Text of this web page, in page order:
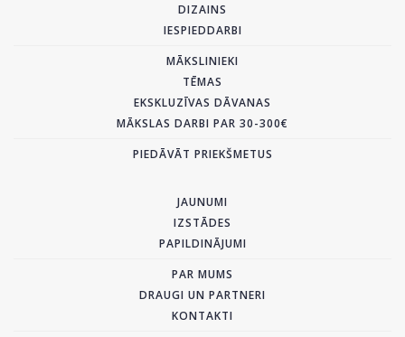
DIZAINS
IESPIEDDARBI
MĀKSLINIEKI
TĒMAS
EKSKLUZĪVAS DĀVANAS
MĀKSLAS DARBI PAR 30-300€
PIEDĀVĀT PRIEKŠMETUS
JAUNUMI
IZSTĀDES
PAPILDINĀJUMI
PAR MUMS
DRAUGI UN PARTNERI
KONTAKTI